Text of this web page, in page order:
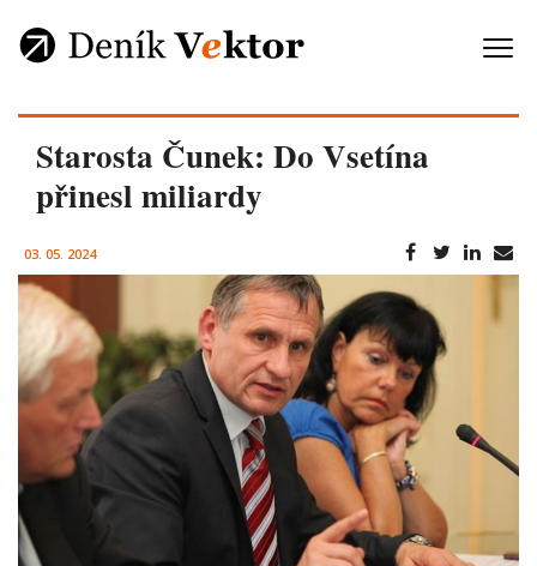
Starosta Čunek: Do Vsetína
přinesl miliardy
03. 05. 2024